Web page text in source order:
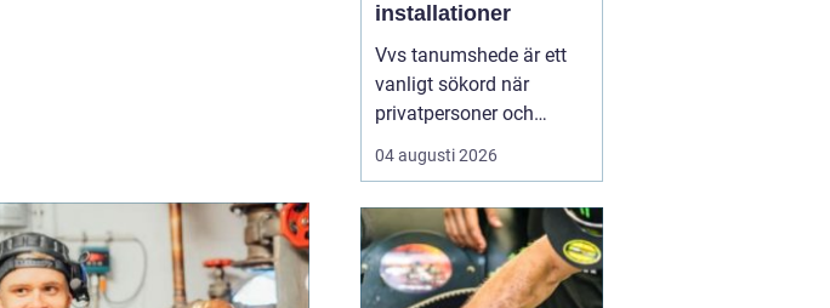
installationer
Vvs tanumshede är ett
vanligt sökord när
privatpersoner och
företag behöver hjälp
med värme, vatten och
Många undrar vad som
skiljer en seriös vvs
partner från en tillfällig
04 augusti 2026